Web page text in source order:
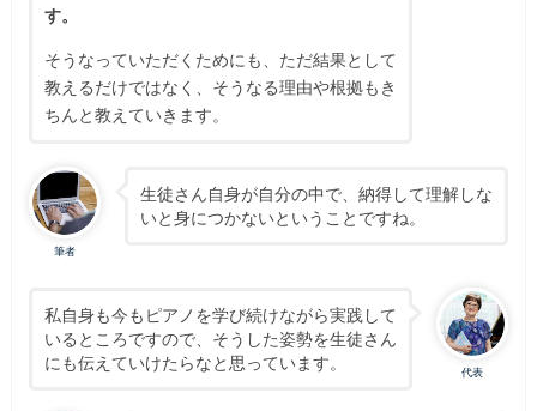
す。
そうなっていただくためにも、ただ結果として
教えるだけではなく、そうなる理由や根拠もき
ちんと教えていきます。
筆者
生徒さん自身が自分の中で、納得して理解しな
いと身につかないということですね。
代表
私自身も今もピアノを学び続けながら実践して
いるところですので、そうした姿勢を生徒さん
にも伝えていけたらなと思っています。